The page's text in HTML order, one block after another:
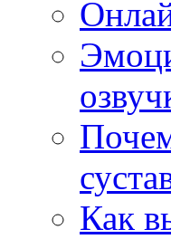
Как